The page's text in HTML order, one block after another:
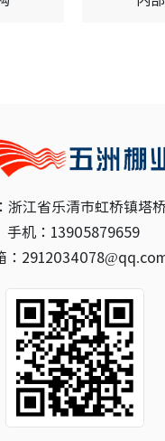
浙江省乐清市虹桥镇塔
手机：13905879659
：